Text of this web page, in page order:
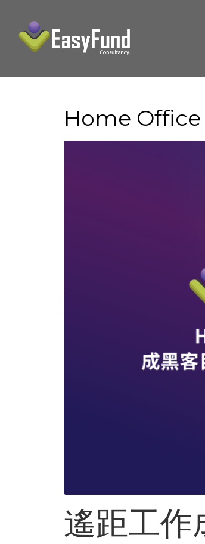
Home Office
遙距工作